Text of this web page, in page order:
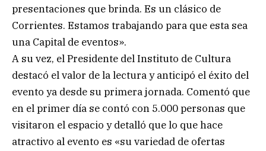
presentaciones que brinda. Es un clásico de
Corrientes. Estamos trabajando para que esta sea
una Capital de eventos».
A su vez, el Presidente del Instituto de Cultura
destacó el valor de la lectura y anticipó el éxito del
evento ya desde su primera jornada. Comentó que
en el primer día se contó con 5.000 personas que
visitaron el espacio y detalló que lo que hace
atractivo al evento es «su variedad de ofertas